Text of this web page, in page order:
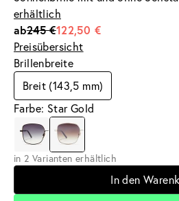
erhältlich
ab245 €122,50 €
Preisübersicht
Brillenbreite
Breit (143,5 mm)
Farbe: Star Gold
in 2 Varianten erhältlich
In den